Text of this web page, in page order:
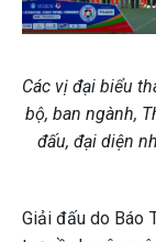
Các vị đại biểu
bộ, ban ngành,
đấu, đại diện
Giải đấu do Báo